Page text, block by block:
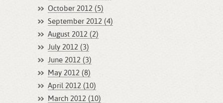
October 2012 (5)
September 2012 (4)
August 2012 (2)
July 2012 (3)
June 2012 (3)
May 2012 (8)
April 2012 (10)
March 2012 (10)